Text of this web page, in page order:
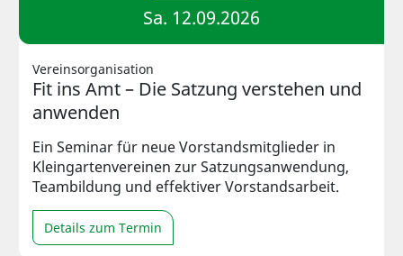
Sa. 12.09.2026
Vereinsorganisation
Fit ins Amt – Die Satzung verstehen und
anwenden
Ein Seminar für neue Vorstandsmitglieder in
Kleingartenvereinen zur Satzungsanwendung,
Teambildung und effektiver Vorstandsarbeit.
Details zum Termin